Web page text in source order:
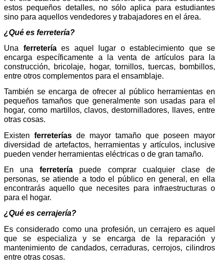
estos pequeños detalles, no sólo aplica para estudiantes
sino para aquellos vendedores y trabajadores en el área.
¿Qué es ferretería?
Una ferreteríaes aquel lugar o establecimiento que se
encarga específicamente a la venta de artículos para la
construcción, bricolaje, hogar, tornillos, tuercas, bombillos,
entre otros complementos para el ensamblaje.
También se encarga de ofrecer al público herramientas en
pequeños tamaños que generalmente son usadas para el
hogar, como martillos, clavos, destornilladores, llaves, entre
otras cosas.
Existen ferreterías de mayor tamaño que poseen mayor
diversidad de artefactos, herramientas y artículos, inclusive
pueden vender herramientas eléctricas o de gran tamaño.
En unaferretería puede comprar cualquier clase de
personas, se atiende a todo el público en general, en ella
encontrarás aquello que necesites para infraestructuras o
para el hogar.
¿Qué es cerrajería?
Es considerado como una profesión, un cerrajero es aquel
que se especializa y se encarga de la reparación y
mantenimiento de candados, cerraduras, cerrojos, cilindros
entre otras cosas.